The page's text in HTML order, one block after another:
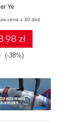
dla
Ye
cena z 30 dni)
zł
(-38%)